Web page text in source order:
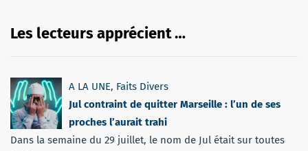
Les lecteurs apprécient …
A LA UNE, Faits Divers
Jul contraint de quitter Marseille : l’un de ses
proches l’aurait trahi
Dans la semaine du 29 juillet, le nom de Jul était sur toutes